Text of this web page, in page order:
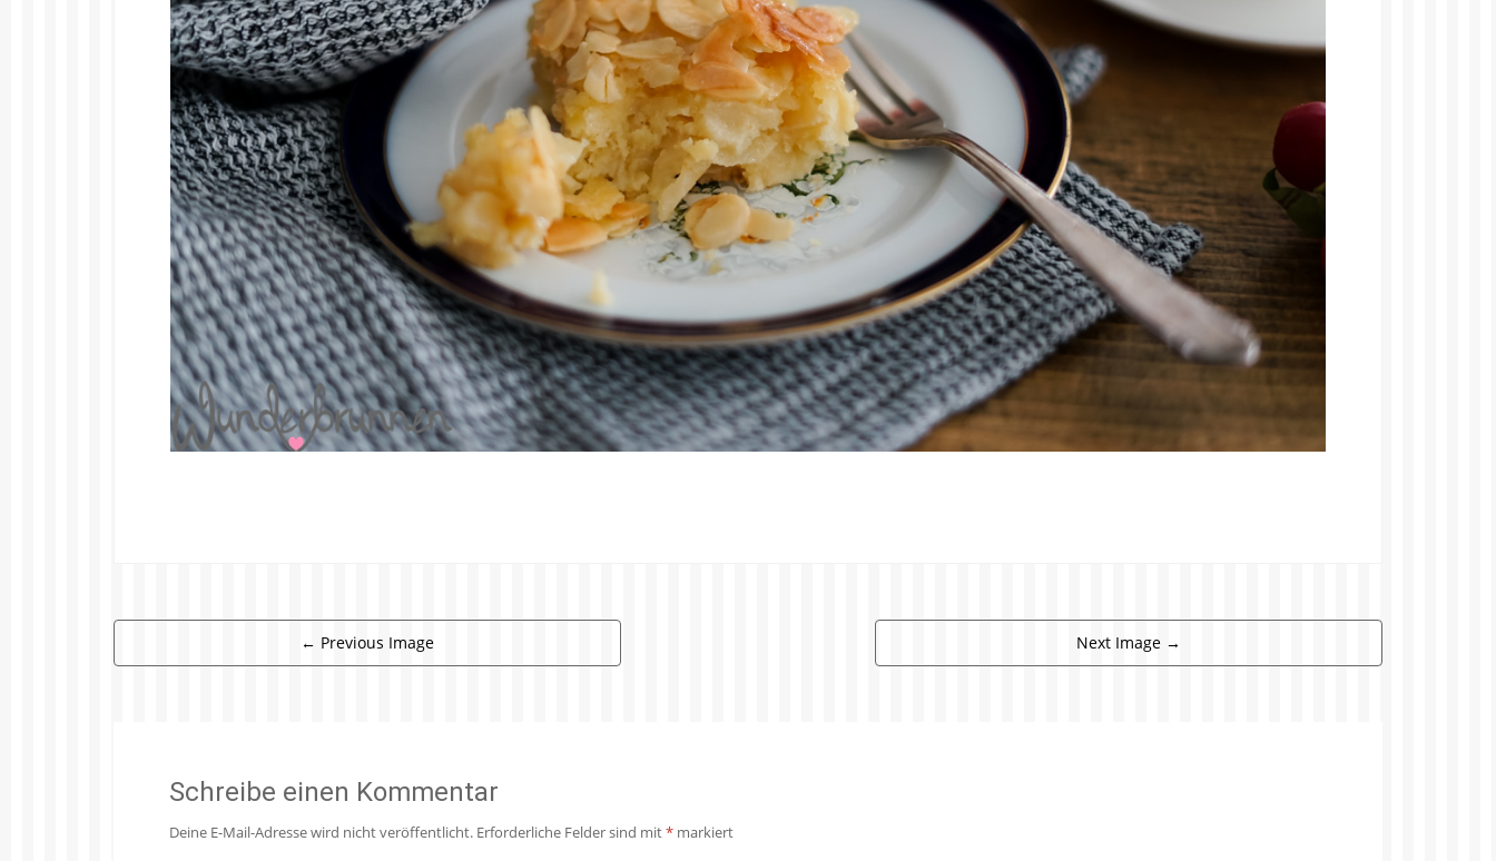
← Previous Image Next Image →
Schreibe einen Kommentar
Deine E-Mail-Adresse wird nicht veröffentlicht. Erforderliche Felder sind mit* markiert